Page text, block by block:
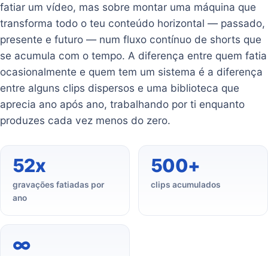
fatiar um vídeo, mas sobre montar uma máquina que
transforma todo o teu conteúdo horizontal — passado,
presente e futuro — num fluxo contínuo de shorts que
se acumula com o tempo. A diferença entre quem fatia
ocasionalmente e quem tem um sistema é a diferença
entre alguns clips dispersos e uma biblioteca que
aprecia ano após ano, trabalhando por ti enquanto
produzes cada vez menos do zero.
52x
gravações fatiadas por
ano
500+
clips acumulados
∞